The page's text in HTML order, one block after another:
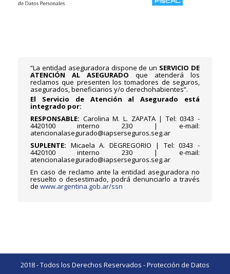
“La entidad aseguradora dispone de un SERVICIO DE
ATENCIÓN AL ASEGURADO que atenderá los
reclamos que presenten los tomadores de seguros,
asegurados, beneficiarios y/o derechohabientes”.
El Servicio de Atención al Asegurado está
integrado por:
RESPONSABLE: Carolina M. L. ZAPATA | Tel: 0343 -
4420100 interno 230 | e-mail:
atencionalasegurado@iapserseguros.seg.ar
SUPLENTE: Micaela A. DEGREGORIO | Tel: 0343 -
4420100 interno 230 | e-mail:
atencionalasegurado@iapserseguros.seg.ar
En caso de reclamo ante la entidad aseguradora no
resuelto o desestimado, podrá denunciarlo a través
de www.argentina.gob.ar/ssn
2018 - Todos los Derechos Reservados -Protección de Datos